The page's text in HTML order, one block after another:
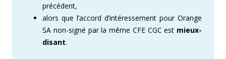
précédent,
alors que l’accord d’intéressement pour Orange
SA non-signé par la même CFE CGC est mieux-
disant.